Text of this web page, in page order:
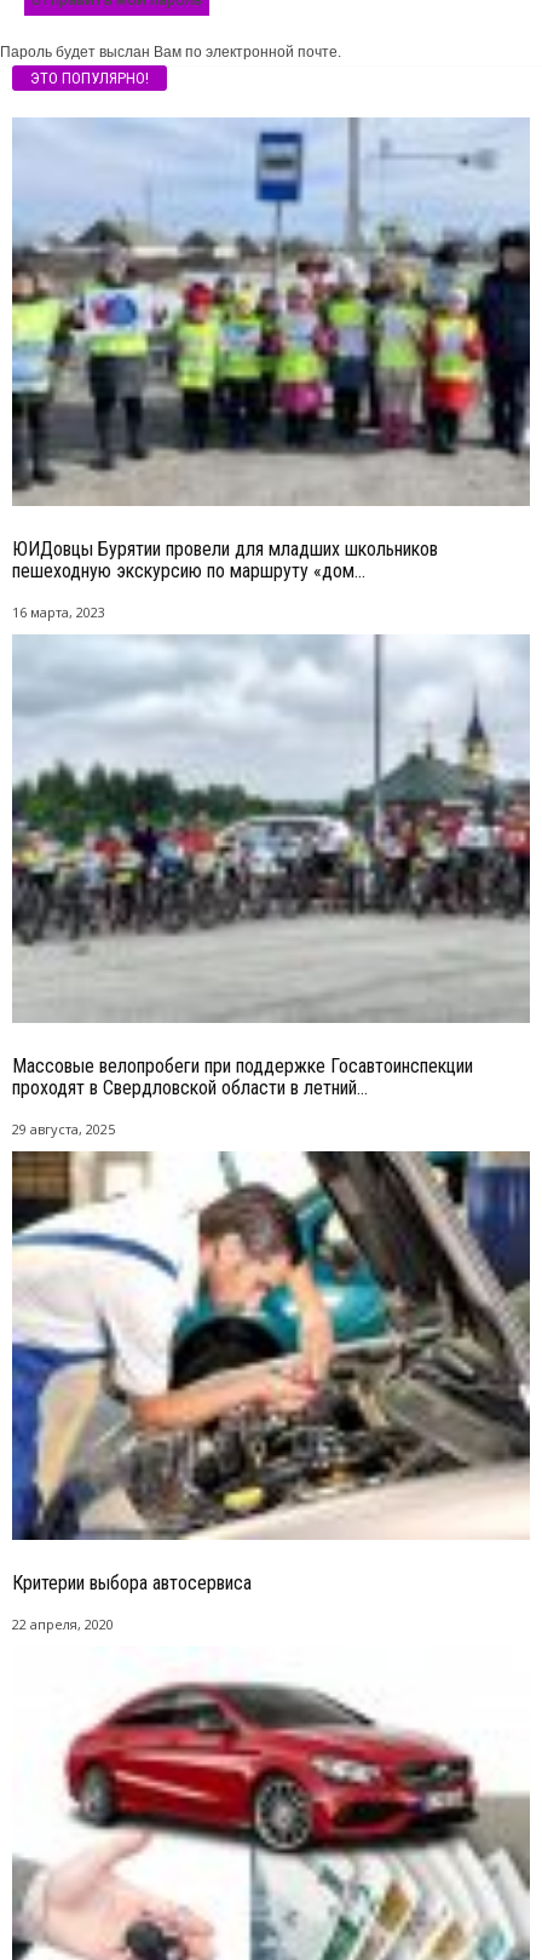
Пароль будет выслан Вам по электронной почте.
ЭТО ПОПУЛЯРНО!
ЮИДовцы Бурятии провели для младших школьников
пешеходную экскурсию по маршруту «дом...
16 марта, 2023
Массовые велопробеги при поддержке Госавтоинспекции
проходят в Свердловской области в летний...
29 августа, 2025
Критерии выбора автосервиса
22 апреля, 2020